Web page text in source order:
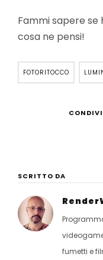
Fammi sapere se
cosa ne pensi!
FOTORITOCCO
SCRITTO DA
fumetti e